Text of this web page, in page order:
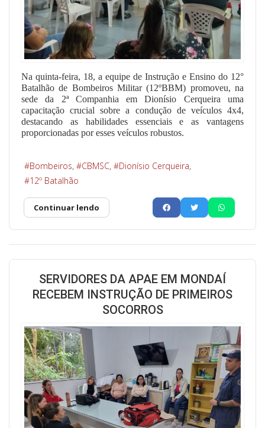
Na quinta-feira, 18, a equipe de Instrução e Ensino do 12°
Batalhão de Bombeiros Militar (12ºBBM) promoveu, na
sede da 2ª Companhia em Dionísio Cerqueira uma
capacitação crucial sobre a condução de veículos 4x4,
destacando as habilidades essenciais e as vantagens
proporcionadas por esses veículos robustos.
Bombeiros CBMSC
Dionísio Cerqueira
12º Batalhão
Continuar lendo
SERVIDORES DA APAE EM MONDAÍ
RECEBEM INSTRUÇÃO DE PRIMEIROS
SOCORROS